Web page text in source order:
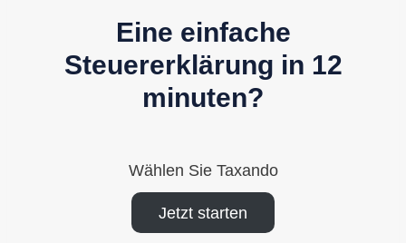
Eine einfache
Steuererklärung in 12
minuten?
Wählen Sie Taxando
Jetzt starten